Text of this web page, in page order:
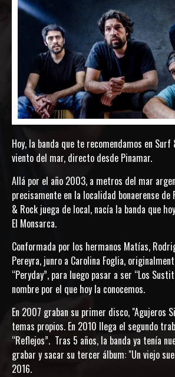
Hoy, la banda que te recomendamos en
viento del mar, directo desde Pinamar.
Allá por el año 2003, a metros del mar
precisamente en la localidad bonaerense de
& Rock juega de local, nacía la banda que
El Monsarca.
Conformada por los hermanos Matías,
Pereyra, junro a Carolina Foglia,
“Peryday”, para luego pasar a ser “Los
nombre por el que hoy la conocemos.
En 2007 graban su primer disco, "Agujeros
temas propios. En 2010 llega el segundo
“Reflejos”. Tras 5 años, la banda ya tenía
grabar y sacar su tercer álbum: "Un viejo
2016.